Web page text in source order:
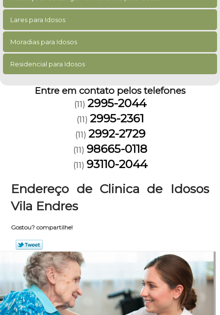
Lares para Idosos
Moradias para Idosos
Residencial para Idosos
Entre em contato pelos telefones
(11) 2995-2044
(11) 2995-2361
(11) 2992-2729
(11) 98665-0118
(11) 93110-2044
Endereço de Clinica de Idosos
Vila Endres
Gostou? compartilhe!